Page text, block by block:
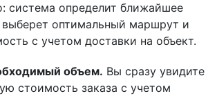
система определит ближайшее
выберет оптимальный маршрут и
с учетом доставки на объект.
объем. Вы сразу увидите
стоимость заказа с учетом